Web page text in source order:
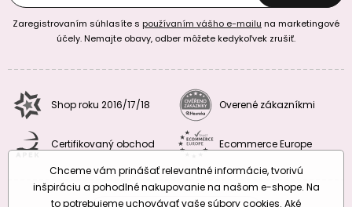
Zaregistrovaním súhlasíte s používaním vášho e-mailu na marketingové
účely. Nemajte obavy, odber môžete kedykoľvek zrušiť.
Shop roku 2016/17/18 Overené zákazníkmi
Certifikovaný obchod Ecommerce Europe
Chceme vám prinášať relevantné informácie, tvorivú
inšpiráciu a pohodlné nakupovanie na našom e-shope. Na
to potrebujeme uchovávať vaše súbory cookies. Aké